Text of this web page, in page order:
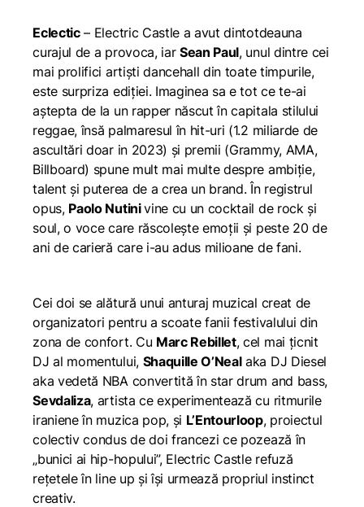
Eclectic– Electric Castle a avut dintotdeauna
curajul de a provoca, iar Sean Paul, unul dintre cei
mai prolifici artiștidancehall din toate timpurile,
este surpriza ediției. Imaginea sa e tot ce te-ai
aștepta de la un rapper născut în capitala stilului
reggae, însă palmaresul în hit-uri (1.2 miliarde de
ascultări doar in 2023) și premii (Grammy, AMA,
Billboard) spune mult mai multe despre ambiție,
talent și puterea de a crea un brand. În registrul
opus, Paolo Nutinivine cu un cocktail de rock și
soul, o voce care răscolește emoții și peste 20 de
ani de carieră care i-au adus milioane de fani.
Cei doi se alătură unui anturaj muzical creat de
organizatori pentru a scoate fanii festivalului din
zona de confort. Cu Marc Rebillet, cel mai țicnit
DJ al momentului, Shaquille O’Nealaka DJ Diesel
aka vedetă NBA convertită în star drum and bass,
Sevdaliza, artista ce experimentează cu ritmurile
iraniene în muzica pop, și L’Entourloop, proiectul
colectiv condus de doi francezi ce pozează în
„bunici ai hip-hopului”, Electric Castle refuză
rețetele în line up și își urmează propriul instinct
creativ.